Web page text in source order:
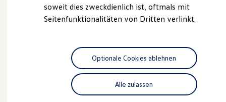
Driving Experience
Volkswagen entdecken
Lifestyle Shop
T-Roc Kollektion
Golf Kollektion
ID. Kollektion
Volkswagen Kollektion
R-Kollektion
Serviceanfrage stellen
soweit dies zweckdienlich ist, oftmals mit
Seitenfunktionalitäten von Dritten verlinkt.
Alle zulassen
Optionale Cookies ablehnen